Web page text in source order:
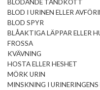
BLÖDANDE TANDKÖTT
BLOD I URINEN ELLER
BLOD SPYR
BLÅAKTIGA LÄPPAR ELLER
FROSSA
KVÄVNING
HOSTA ELLER HESHET
MÖRK URIN
MINSKNING I URINERINGENS